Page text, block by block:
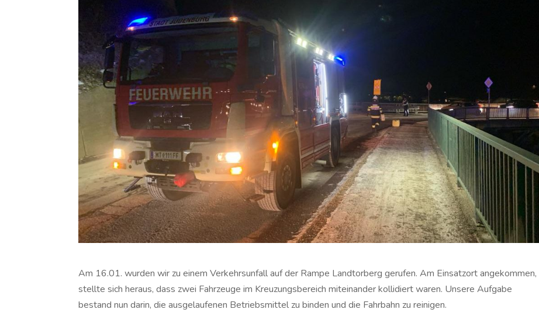
Am 16.01. wurden wir zu einem Verkehrsunfall auf der Rampe Landtorberg gerufen. Am Einsatzort angekommen,
stellte sich heraus, dass zwei Fahrzeuge im Kreuzungsbereich miteinander kollidiert waren. Unsere Aufgabe
bestand nun darin, die ausgelaufenen Betriebsmittel zu binden und die Fahrbahn zu reinigen.